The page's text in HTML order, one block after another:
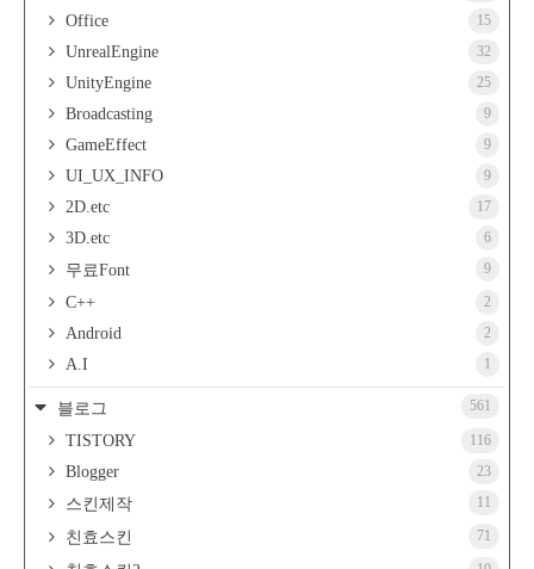
Office 15
UnrealEngine 32
UnityEngine 25
Broadcasting 9
GameEffect 9
UI_UX_INFO 9
2D.etc 17
3D.etc 6
무료Font 9
C++ 2
Android 2
A.I 1
블로그 561
TISTORY 116
Blogger 23
스킨제작 11
친효스킨 71